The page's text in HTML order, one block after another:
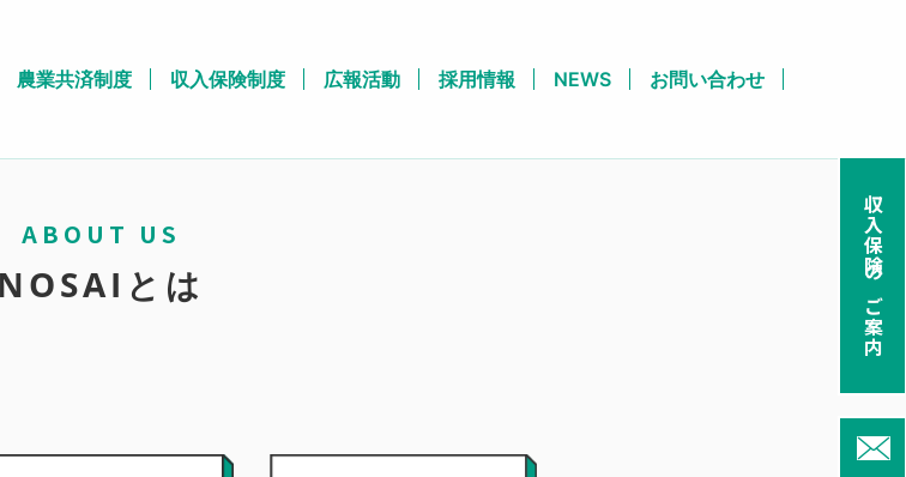
収入保険のご案内
農業共済制度 収入保険制度 広報活動 採用情報 NEWS お問い合わせ
ABOUT US
NOSAIとは